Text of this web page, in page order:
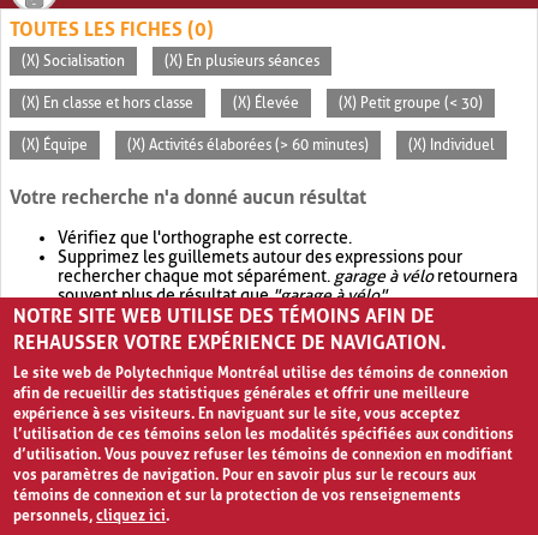
TOUTES LES FICHES (0)
(X) Socialisation (X) En plusieurs séances
(X) En classe et hors classe (X) Élevée (X) Petit groupe (< 30)
(X) Équipe (X) Activités élaborées (> 60 minutes) (X) Individuel
Votre recherche n'a donné aucun résultat
Vérifiez que l'orthographe est correcte.
Supprimez les guillemets autour des expressions pour
rechercher chaque mot séparément. garage à véloretournera
souvent plus de résultat que"garage à vélo".
Envisagez d'élargir votre recherche avec OR.garage OR vélo
retournera souvent plus de résultat quegarage à vélo
NOTRE SITE WEB UTILISE DES TÉMOINS AFIN DE
REHAUSSER VOTRE EXPÉRIENCE DE NAVIGATION.
Le site web de Polytechnique Montréal utilise des témoins de connexion
afin de recueillir des statistiques générales et offrir une meilleure
expérience à ses visiteurs. En naviguant sur le site, vous acceptez
l’utilisation de ces témoins selon les modalités spécifiées aux conditions
d’utilisation. Vous pouvez refuser les témoins de connexion en modifiant
vos paramètres de navigation. Pour en savoir plus sur le recours aux
témoins de connexion et sur la protection de vos renseignements
personnels,cliquez ici.